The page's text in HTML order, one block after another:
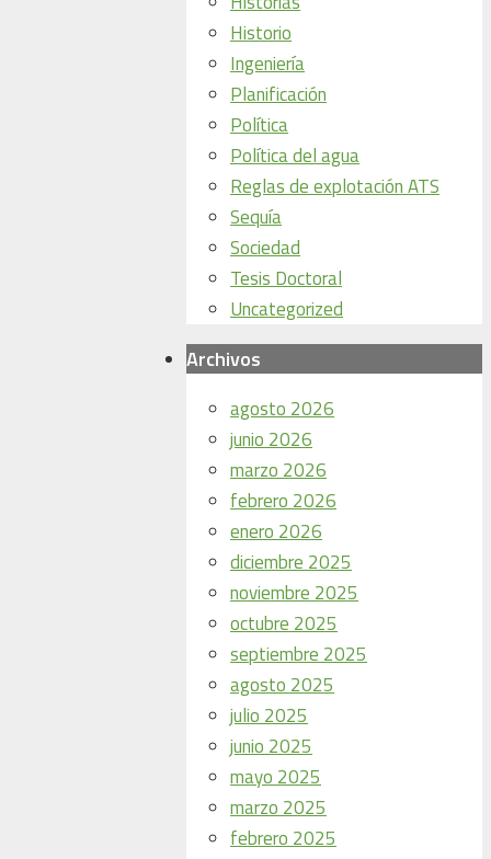
Historio
Ingeniería
Planificación
Política
Política del agua
Reglas de explotación ATS
Sequía
Sociedad
Tesis Doctoral
Uncategorized
Archivos
agosto 2026
junio 2026
marzo 2026
febrero 2026
enero 2026
diciembre 2025
noviembre 2025
octubre 2025
septiembre 2025
agosto 2025
julio 2025
junio 2025
mayo 2025
marzo 2025
febrero 2025